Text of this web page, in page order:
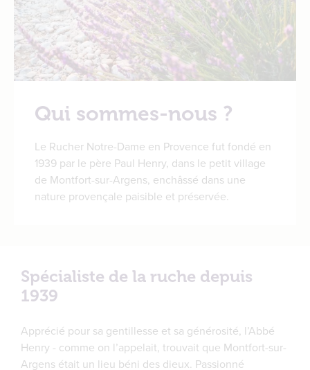
Qui sommes-nous ?
Le Rucher Notre-Dame en Provence fut fondé en
1939 par le père Paul Henry, dans le petit village
de Montfort-sur-Argens, enchâssé dans une
nature provençale paisible et préservée.
Spécialiste de la ruche depuis
1939
Apprécié pour sa gentillesse et sa générosité, l’Abbé
Henry - comme on l’appelait, trouvait que Montfort-sur-
Argens était un lieu béni des dieux. Passionné